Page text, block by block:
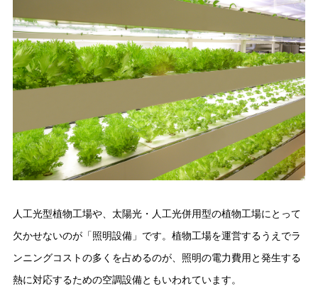
人工光型植物工場や、太陽光・人工光併用型の植物工場にとって
欠かせないのが「照明設備」です。植物工場を運営するうえでラ
ンニングコストの多くを占めるのが、照明の電力費用と発生する
熱に対応するための空調設備ともいわれています。